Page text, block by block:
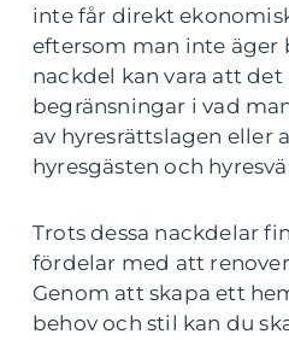
inte får direkt
eftersom man inte äger
nackdel kan vara att det
begränsningar i vad
av hyresrättslagen eller
hyresgästen och
Trots dessa nackdelar
fördelar med att
Genom att skapa ett
behov och stil kan du